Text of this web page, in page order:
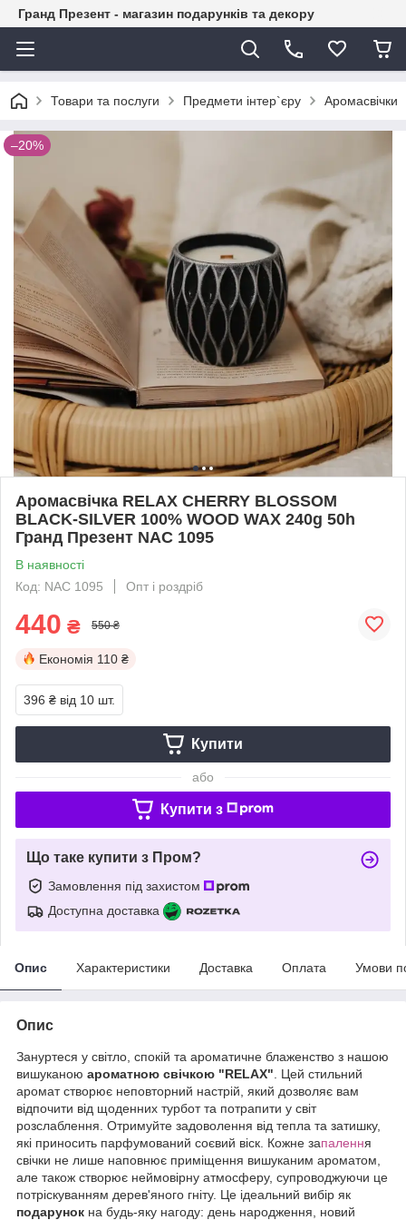
Гранд Презент - магазин подарунків та декору
Товари та послуги Предмети інтер`єру Аромасвічки
–20%
Аромасвічка RELAX CHERRY BLOSSOM
BLACK-SILVER 100% WOOD WAX 240g 50h
Гранд Презент NAC 1095
В наявності
Код: NAC 1095
Опт і роздріб
440 ₴ 550 ₴
Економія 110 ₴
396 ₴ від 10 шт.
Купити
або
Купити з
Що таке купити з Пром?
Замовлення під захистом
Доступна доставка
Опис Характеристики Доставка Оплата Умови
Опис
Зануртеся у світло, спокій та ароматичне блаженство з нашою
вишуканою ароматною свічкою "RELAX" . Цей стильний
аромат створює неповторний настрій, який дозволяє вам
відпочити від щоденних турбот та потрапити у світ
розслаблення. Отримуйте задоволення від тепла та затишку,
які приносить парфумований соєвий віск. Кожне запалення
свічки не лише наповнює приміщення вишуканим ароматом,
але також створює неймовірну атмосферу, супроводжуючи це
потріскуванням дерев'яного гніту. Це ідеальний вибір як
подарунок на будь-яку нагоду: день народження, новий